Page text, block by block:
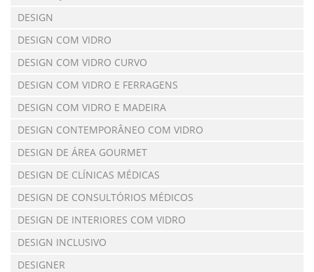
DESIGN
DESIGN COM VIDRO
DESIGN COM VIDRO CURVO
DESIGN COM VIDRO E FERRAGENS
DESIGN COM VIDRO E MADEIRA
DESIGN CONTEMPORÂNEO COM VIDRO
DESIGN DE ÁREA GOURMET
DESIGN DE CLÍNICAS MÉDICAS
DESIGN DE CONSULTÓRIOS MÉDICOS
DESIGN DE INTERIORES COM VIDRO
DESIGN INCLUSIVO
DESIGNER